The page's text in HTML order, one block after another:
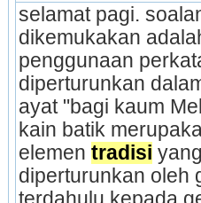
selamat pagi.
dikemukakan
penggunaan
diperturunkan
ayat "bagi kaum
kain batik
elemen tradisi yang
diperturunkan oleh